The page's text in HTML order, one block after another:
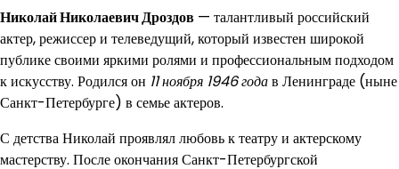
Николай Николаевич Дроздов — талантливый российский
актер, режиссер и телеведущий, который известен широкой
публике своими яркими ролями и профессиональным подходом
к искусству. Родился он 11 ноября 1946 годав Ленинграде (ныне
Санкт-Петербурге) в семье актеров.
С детства Николай проявлял любовь к театру и актерскому
мастерству. После окончания Санкт-Петербургской